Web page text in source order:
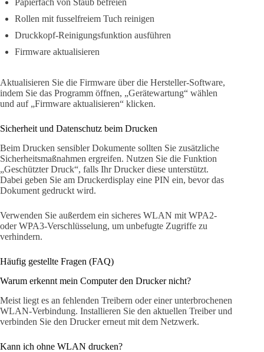
Papierfach von Staub befreien
Rollen mit fusselfreiem Tuch reinigen
Druckkopf-Reinigungsfunktion ausführen
Firmware aktualisieren
Aktualisieren Sie die Firmware über die Hersteller-Software,
indem Sie das Programm öffnen, „Gerätewartung“ wählen
und auf „Firmware aktualisieren“ klicken.
Sicherheit und Datenschutz beim Drucken
Beim Drucken sensibler Dokumente sollten Sie zusätzliche
Sicherheitsmaßnahmen ergreifen. Nutzen Sie die Funktion
„Geschützter Druck“, falls Ihr Drucker diese unterstützt.
Dabei geben Sie am Druckerdisplay eine PIN ein, bevor das
Dokument gedruckt wird.
Verwenden Sie außerdem ein sicheres WLAN mit WPA2-
oder WPA3-Verschlüsselung, um unbefugte Zugriffe zu
verhindern.
Häufig gestellte Fragen (FAQ)
Warum erkennt mein Computer den Drucker nicht?
Meist liegt es an fehlenden Treibern oder einer unterbrochenen
WLAN-Verbindung. Installieren Sie den aktuellen Treiber und
verbinden Sie den Drucker erneut mit dem Netzwerk.
Kann ich ohne WLAN drucken?